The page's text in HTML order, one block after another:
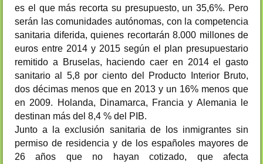
es el que más recorta su presupuesto, un 35,6%. Pero
serán las comunidades autónomas, con la competencia
sanitaria diferida, quienes recortarán 8.000 millones de
euros entre 2014 y 2015 según el plan presupuestario
remitido a Bruselas, haciendo caer en 2014 el gasto
sanitario al 5,8 por ciento del Producto Interior Bruto,
dos décimas menos que en 2013 y un 16% menos que
en 2009. Holanda, Dinamarca, Francia y Alemania le
destinan más del 8,4 % del PIB.
Junto a la exclusión sanitaria de los inmigrantes sin
permiso de residencia y de los españoles mayores de
26 años que no hayan cotizado, que afecta